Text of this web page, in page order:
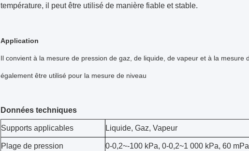
température, il peut être utilisé de manière fiable et stable.
Application
Il convient à la mesure de pression de gaz, de liquide, de vapeur et à la mesure
également être utilisé pour la mesure de niveau
Données techniques
Supports applicables Liquide, Gaz, Vapeur
Plage de pression 0-0,2~-100 kPa, 0-0,2~1 000 kPa, 60 mPa